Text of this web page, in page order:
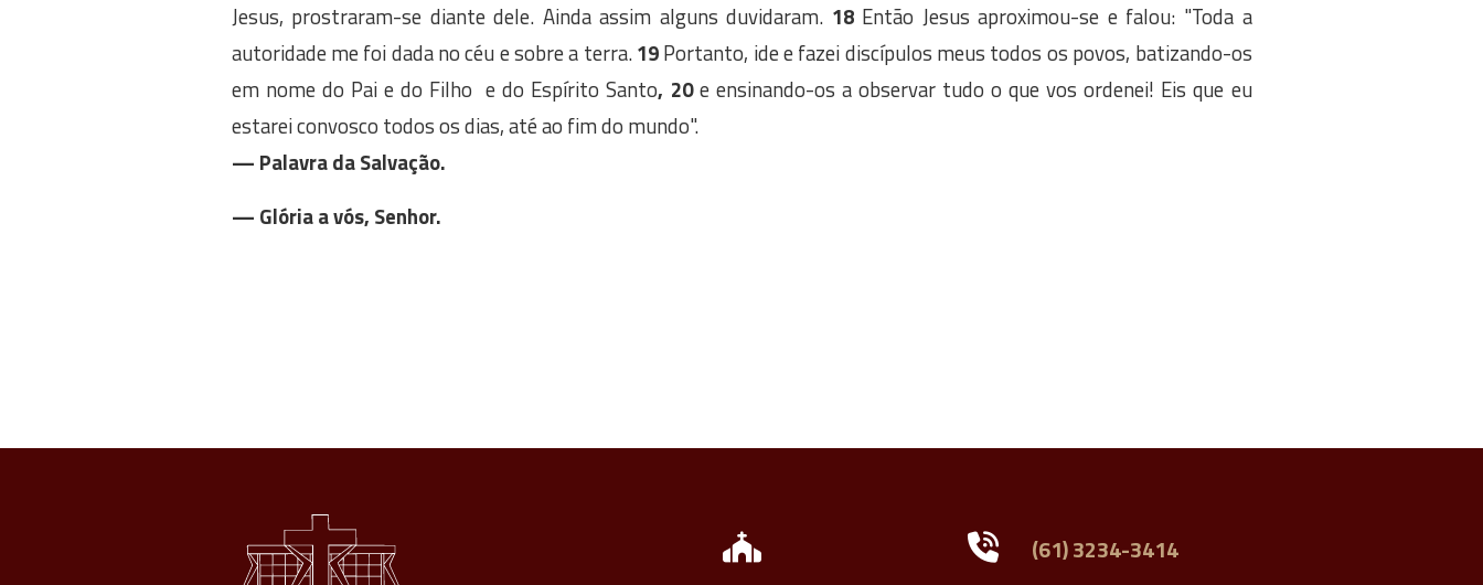
Jesus, prostraram-se diante dele. Ainda assim alguns duvidaram. 18Então Jesus aproximou-se e falou: "Toda a
autoridade me foi dada no céu e sobre a terra.19Portanto, ide e fazei discípulos meus todos os povos, batizando-os
em nome do Pai e do Filho e do Espírito Santo, 20e ensinando-os a observar tudo o que vos ordenei! Eis que eu
estarei convosco todos os dias, até ao fim do mundo".
— Palavra da Salvação.
— Glória a vós, Senhor.
(61) 3234-3414